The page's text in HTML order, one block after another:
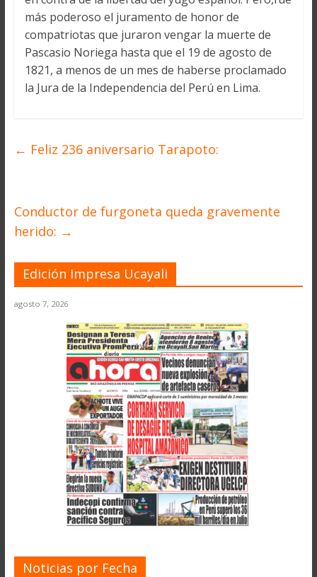
más poderoso el juramento de honor de
compatriotas que juraron vengar la muerte de
Pascasio Noriega hasta que el 19 de agosto de
1821, a menos de un mes de haberse proclamado
la Jura de la Independencia del Perú en Lima.
← Feliz 236 aniversario Tarapoto:
Conductor de furgoneta queda gravemente
herido: →
Edición Impresa Ucayali
agosto 7, 2026
Noticias por Fecha